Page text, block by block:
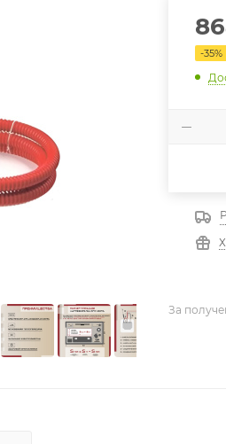
-35%
За